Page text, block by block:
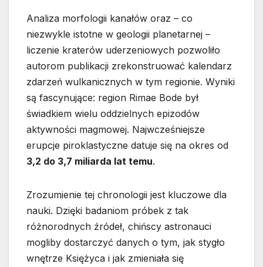
Analiza morfologii kanałów oraz – co
niezwykle istotne w geologii planetarnej –
liczenie kraterów uderzeniowych pozwoliło
autorom publikacji zrekonstruować kalendarz
zdarzeń wulkanicznych w tym regionie. Wyniki
są fascynujące: region Rimae Bode był
świadkiem wielu oddzielnych epizodów
aktywności magmowej. Najwcześniejsze
erupcje piroklastyczne datuje się na okres od
3,2 do 3,7 miliarda lat temu.
Zrozumienie tej chronologii jest kluczowe dla
nauki. Dzięki badaniom próbek z tak
różnorodnych źródeł, chińscy astronauci
mogliby dostarczyć danych o tym, jak stygło
wnętrze Księżyca i jak zmieniała się